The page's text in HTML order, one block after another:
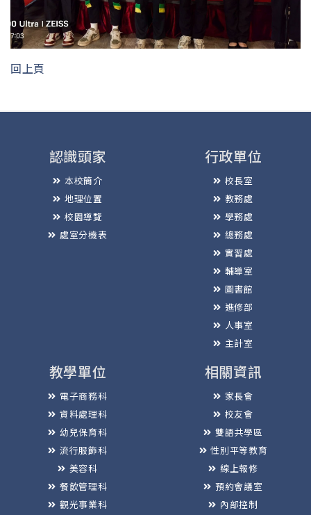
回上頁
認識頭家
本校簡介
地理位置
校園導覽
處室分機表
行政單位
校長室
教務處
學務處
總務處
實習處
輔導室
圖書館
進修部
人事室
主計室
教學單位
電子商務科
資料處理科
幼兒保育科
流行服飾科
美容科
餐飲管理科
觀光事業科
相關資訊
家長會
校友會
雙語共學區
性別平等教育
線上報修
預約會議室
內部控制